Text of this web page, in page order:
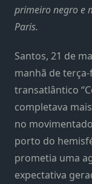
primeiro negro e
Paris.
Santos, 21 de
manhã de
transatlântico
completava
no
porto do
prometia uma
expectativa